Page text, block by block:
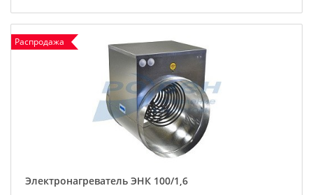
Распродажа
Электронагреватель ЭНК 100/1,6